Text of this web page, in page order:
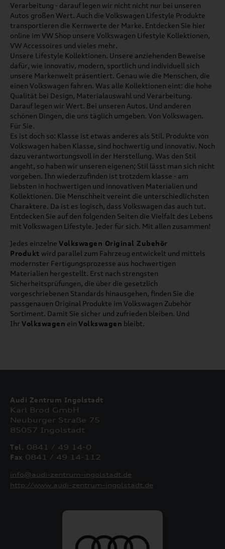
Verarbeitung - darauf legen wir nicht nicht nur bei unseren
Autos großen Wert. Auch die Volkswagen Lifestyle Produkte
transportieren die Kernwerte der Marke. Entdecken Sie hier
online im VW Shop unsere Volkswagen Lifestyle Kollektionen,
VW Accessoires und vieles mehr.
Unsere Lifestyle Kollektionen. Unsere anziehenden Beweise
dafür, wie innovativ, modern, sportlich und individuell sich
unsere Markenwelt präsentiert. Genau wie die Menschen, die
einen Volkswagen fahren. Was alle Kollektionen eint: die hohe
Qualität bei Design, Materialauswahl und Verarbeitung.
Darauf legen wir Wert. Bei unseren Autos. Und anderen
schönen Dingen, die uns täglich umgeben. Von Volkswagen.
Für Sie.
Es ist doch so: Klasse ist etwas anderes als Stil. Produkte von
Volkswagen haben Klasse, sind hochwertig und innovativ. Noch
dazu verantwortungsvoll in der Herstellung. Was den Stil
angeht, so haben wir unseren eigenen; Stil lässt man sich nicht
vorgeben. Ihn wiederzufinden ist trotzdem klasse - am
liebsten in hochwertigen und innovativen Materialien und
Kollektionen. Die Menschheit vereint die unterschiedlichsten
Charaktere. Da ist es logisch, dass Volkswagen das auch tut.
Entdecken Sie auf den folgenden Seiten die Vielfalt des Lebens
mit Volkswagen Lifestyle. Jeder für sich. Mit allen zusammen!
Jedes einzelne Volkswagen Original Zubehör
Produkt wird parallel zum Fahrzeug entwickelt und mittels
modernster Fertigungsprozesse aus hochwertigen
Materialien hergestellt. Erst nach strengsten
Sicherheitsprüfungen, die über die gesetzlich
vorgeschriebenen Standards hinausgehen, finden Sie die
passgenauen Original Produkte im Volkswagen Zubehör
Sortiment. Damit Sie sicher und zufrieden bleiben. Und
Ihr Volkswagen ein Volkswagen bleibt.
Audi Zentrum Ingolstadt
Karl Brod GmbH
Neuburger Straße 75
85057 Ingolstadt
Tel. 0841 / 49 14-0
Fax 0841 / 49 14-112
info@audi-zentrum-ingolstadt.de
http://www.audi-zentrum-ingolstadt.de